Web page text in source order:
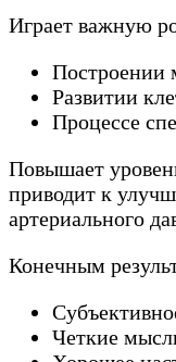
Играет важную
Построении
Развитии
Процессе
Повышает
приводит к
артериального
Конечным
Четкие